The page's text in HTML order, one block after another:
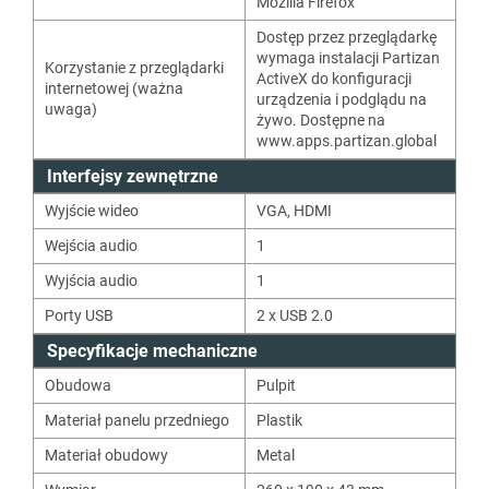
Korzystanie z przeglądarki
internetowej (ważna
uwaga)
Dostęp przez przeglądarkę
wymaga instalacji Partizan
ActiveX do konfiguracji
urządzenia i podglądu na
żywo. Dostępne na
www.apps.partizan.global
Interfejsy zewnętrzne
Wyjście wideo VGA, HDMI
Wejścia audio
1
Wyjścia audio
1
Porty USB
2 x USB 2.0
Specyfikacje mechaniczne
Obudowa
Pulpit
Materiał panelu przedniego
Plastik
Materiał obudowy
Metal